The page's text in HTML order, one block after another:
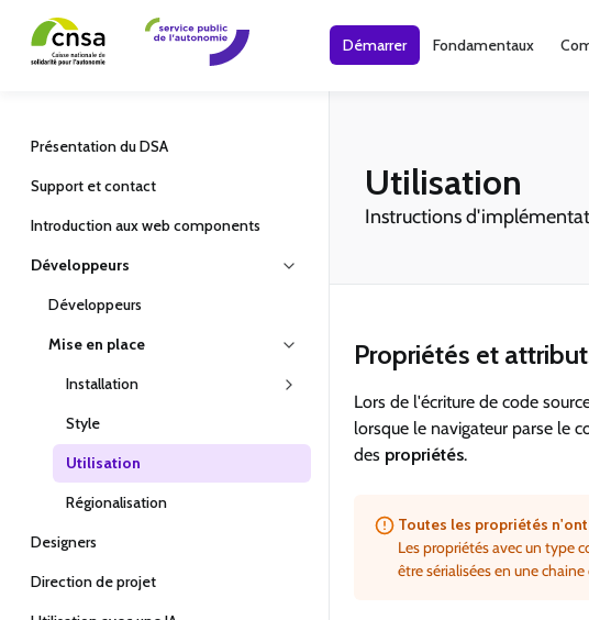
Démarrer Fondamentaux
Présentation du DSA
Support et contact
Introduction aux web components
Développeurs
Développeurs
Mise en place
Installation
Style
Utilisation
Régionalisation
Designers
Direction de projet
Utilisation
Instructions
Propriétés et
Lors de l'écriture de code
lorsque le navigateur parse le
des propriétés.
Toutes les propriétés
Les propriétés avec un type
être sérialisées en une chaine